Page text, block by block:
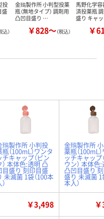
投
盛
込）
金鵄製作所 小判型投薬
瓶（無地タイプ） 調剤用
凸凹目盛り …
￥828～（税込）
馬野化学
済投薬瓶
盛り キャ
￥
鵄製作所 小判投
瓶（100mL）ワンタ
チキャップ（ピン
） 本体色:透明 凸
目盛り 刻印目盛
未滅菌 1袋（100本
金鵄製作所
薬瓶（100mL
ッチキャップ
ウン） 本体色
凸凹目盛り
盛り 未滅菌 1
本入）
￥3,498